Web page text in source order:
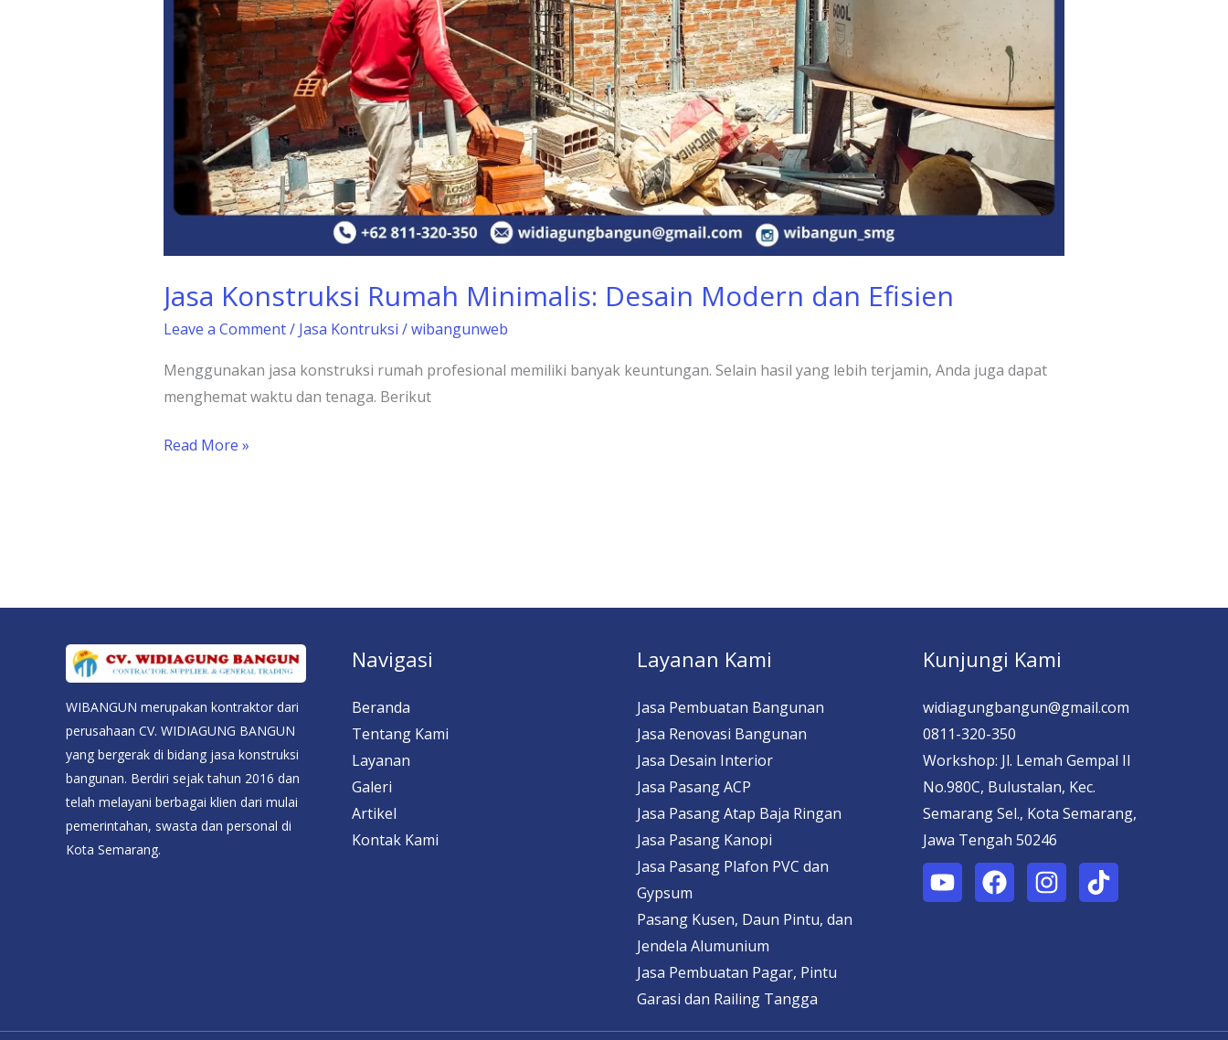
Jasa Konstruksi Rumah Minimalis: Desain Modern dan Efisien
Leave a Comment/ Jasa Kontruksi /wibangunweb
Menggunakan jasa konstruksi rumah profesional memiliki banyak keuntungan. Selain hasil yang lebih terjamin, Anda juga dapat
menghemat waktu dan tenaga. Berikut
Read More »
WIBANGUN merupakan kontraktor dari
perusahaan CV. WIDIAGUNG BANGUN
yang bergerak di bidang jasa konstruksi
bangunan. Berdiri sejak tahun 2016 dan
telah melayani berbagai klien dari mulai
pemerintahan, swasta dan personal di
Kota Semarang.
Navigasi
Beranda
Tentang Kami
Layanan
Galeri
Artikel
Kontak Kami
Layanan Kami
Jasa Pembuatan Bangunan
Jasa Renovasi Bangunan
Jasa Desain Interior
Jasa Pasang ACP
Jasa Pasang Atap Baja Ringan
Jasa Pasang Kanopi
Jasa Pasang Plafon PVC dan
Gypsum
Pasang Kusen, Daun Pintu, dan
Jendela Alumunium
Jasa Pembuatan Pagar, Pintu
Garasi dan Railing Tangga
Kunjungi Kami
widiagungbangun@gmail.com
0811-320-350
Workshop: Jl. Lemah Gempal II
No.980C, Bulustalan, Kec.
Semarang Sel., Kota Semarang,
Jawa Tengah 50246